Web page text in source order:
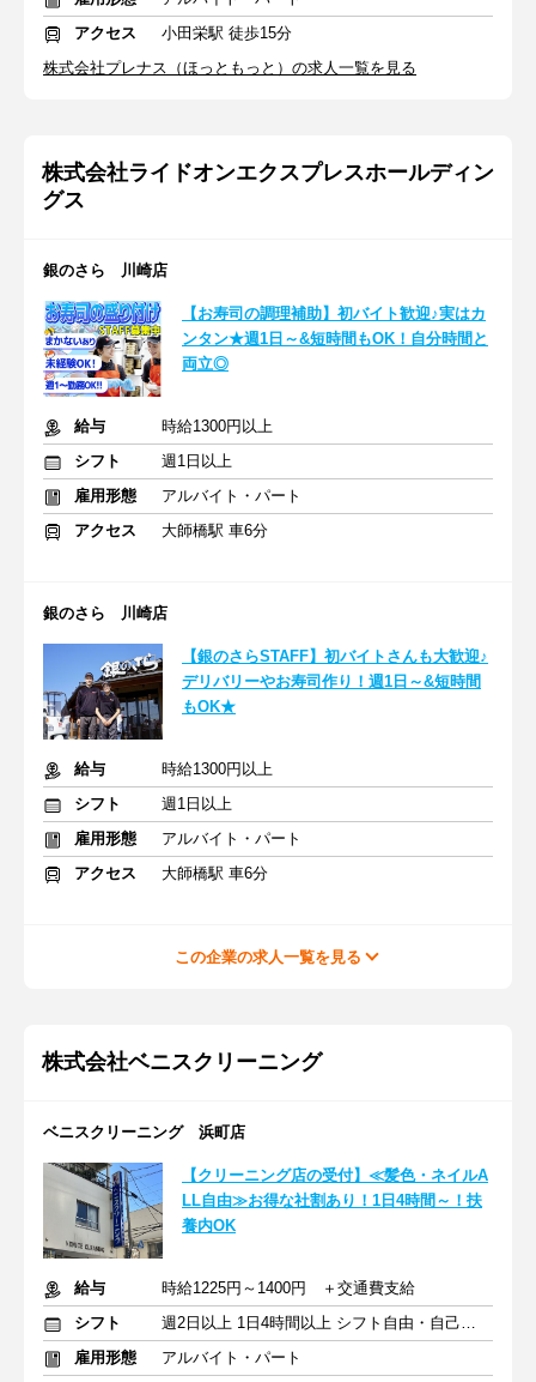
アクセス
小田栄駅 徒歩15分
株式会社プレナス（ほっともっと）の求人一覧を見る
株式会社ライドオンエクスプレスホールディン
グス
銀のさら 川崎店
【お寿司の調理補助】初バイト歓迎♪実はカ
ンタン★週1日～&短時間もOK！自分時間と
両立◎
給与
時給1300円以上
シフト
週1日以上
雇用形態
アルバイト・パート
アクセス
大師橋駅 車6分
銀のさら 川崎店
【銀のさらSTAFF】初バイトさんも大歓迎♪
デリバリーやお寿司作り！週1日～&短時間
もOK★
給与
時給1300円以上
シフト
週1日以上
雇用形態
アルバイト・パート
アクセス
大師橋駅 車6分
この企業の求人一覧を見る
株式会社ベニスクリーニング
ベニスクリーニング 浜町店
【クリーニング店の受付】≪髪色・ネイルA
LL自由≫お得な社割あり！1日4時間～！扶
養内OK
給与
時給1225円～1400円 ＋交通費支給
シフト
週2日以上 1日4時間以上 シフト自由・自己申告
雇用形態
アルバイト・パート